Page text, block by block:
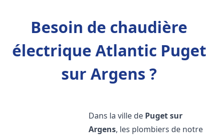
Besoin de chaudière
électrique Atlantic Puget
sur Argens ?
Dans la ville de Puget sur
Argens, les plombiers de notre